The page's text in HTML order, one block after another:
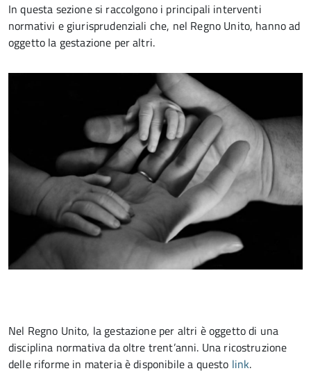
In questa sezione si raccolgono i principali interventi
normativi e giurisprudenziali che, nel Regno Unito, hanno ad
oggetto la gestazione per altri.
Nel Regno Unito, la gestazione per altri è oggetto di una
disciplina normativa da oltre trent’anni. Una ricostruzione
delle riforme in materia è disponibile a questo link.